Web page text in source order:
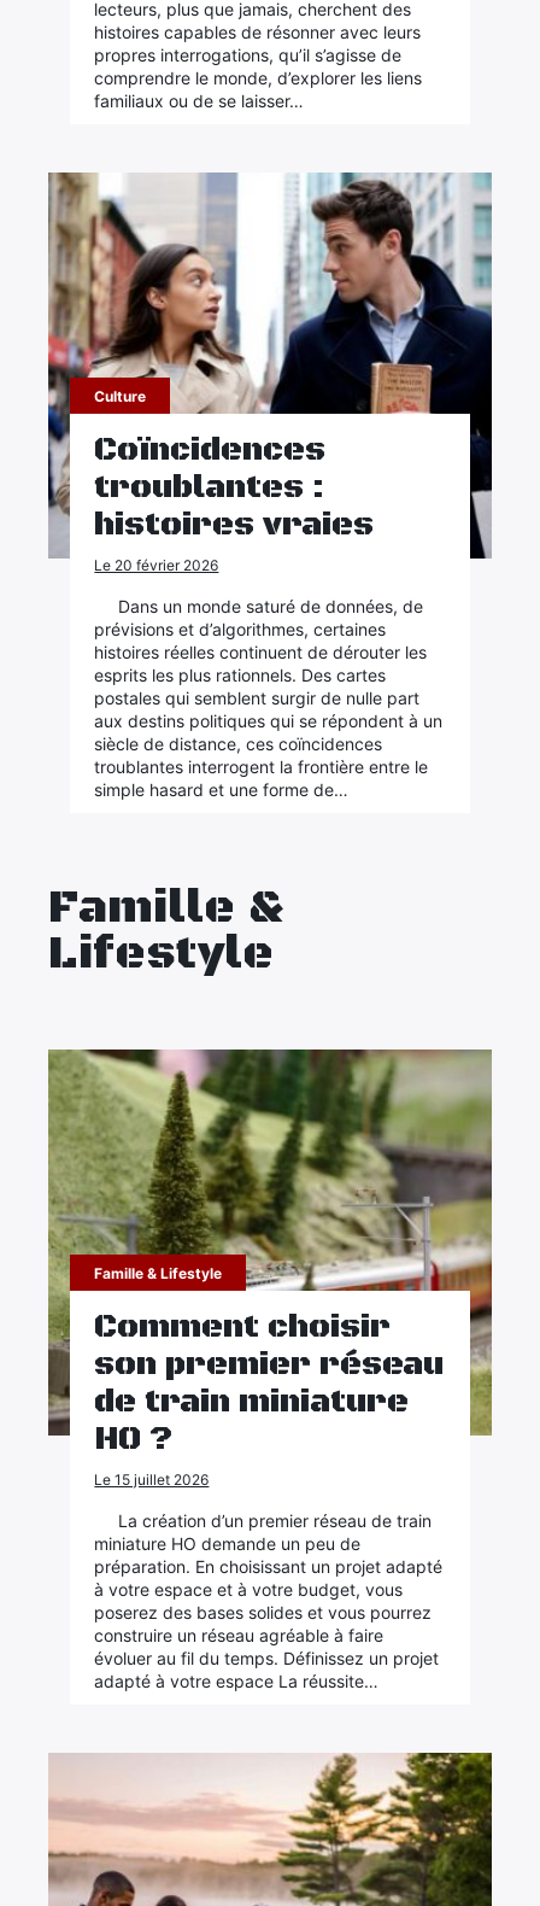
lecteurs, plus que jamais, cherchent des
histoires capables de résonner avec leurs
propres interrogations, qu’il s’agisse de
comprendre le monde, d’explorer les liens
familiaux ou de se laisser…
Culture
Coïncidences
troublantes :
histoires vraies
Le 20 février 2026
Dans un monde saturé de données, de
prévisions et d’algorithmes, certaines
histoires réelles continuent de dérouter les
esprits les plus rationnels. Des cartes
postales qui semblent surgir de nulle part
aux destins politiques qui se répondent à un
siècle de distance, ces coïncidences
troublantes interrogent la frontière entre le
simple hasard et une forme de…
Famille &
Lifestyle
Famille & Lifestyle
Comment choisir
son premier réseau
de train miniature
HO ?
Le 15 juillet 2026
La création d’un premier réseau de train
miniature HO demande un peu de
préparation. En choisissant un projet adapté
à votre espace et à votre budget, vous
poserez des bases solides et vous pourrez
construire un réseau agréable à faire
évoluer au fil du temps. Définissez un projet
adapté à votre espace La réussite…
Rechercher